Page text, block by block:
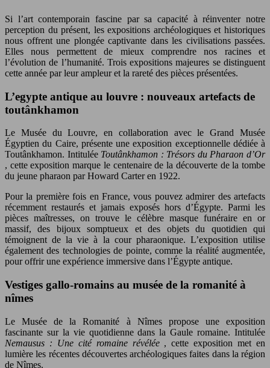
Si l’art contemporain fascine par sa capacité à réinventer notre
perception du présent, les expositions archéologiques et historiques
nous offrent une plongée captivante dans les civilisations passées.
Elles nous permettent de mieux comprendre nos racines et
l’évolution de l’humanité. Trois expositions majeures se distinguent
cette année par leur ampleur et la rareté des pièces présentées.
L’egypte antique au louvre : nouveaux artefacts de
toutânkhamon
Le Musée du Louvre, en collaboration avec le Grand Musée
Égyptien du Caire, présente une exposition exceptionnelle dédiée à
Toutânkhamon. Intitulée Toutânkhamon : Trésors du Pharaon d’Or
, cette exposition marque le centenaire de la découverte de la tombe
du jeune pharaon par Howard Carter en 1922.
Pour la première fois en France, vous pouvez admirer des artefacts
récemment restaurés et jamais exposés hors d’Égypte. Parmi les
pièces maîtresses, on trouve le célèbre masque funéraire en or
massif, des bijoux somptueux et des objets du quotidien qui
témoignent de la vie à la cour pharaonique. L’exposition utilise
également des technologies de pointe, comme la réalité augmentée,
pour offrir une expérience immersive dans l’Égypte antique.
Vestiges gallo-romains au musée de la romanité à
nîmes
Le Musée de la Romanité à Nîmes propose une exposition
fascinante sur la vie quotidienne dans la Gaule romaine. Intitulée
Nemausus : Une cité romaine révélée , cette exposition met en
lumière les récentes découvertes archéologiques faites dans la région
de Nîmes.